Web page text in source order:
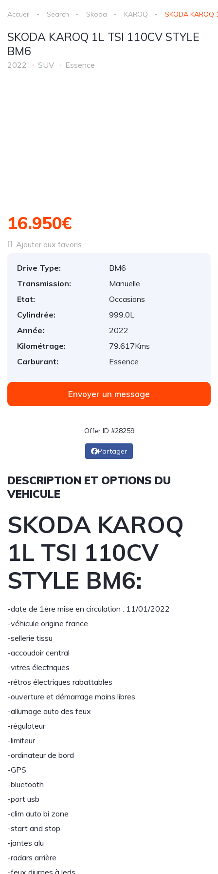
Accueil Search Skoda KAROQ SKODA KAROQ
SKODA KAROQ 1L TSI 110CV STYLE
BM6
2022 SUV Essence
16.950€
Ajouter aux favoris
Drive Type:
BM6
Transmission:
Manuelle
Etat:
Occasions
Cylindrée:
999.0L
Année:
2022
Kilométrage:
79.617Kms
Carburant:
Essence
Envoyer un message
Offer ID #28259
Partager
DESCRIPTION ET OPTIONS DU
VEHICULE
SKODA KAROQ
1L TSI 110CV
STYLE BM6:
-date de 1ère mise en circulation : 11/01/2022
-véhicule origine france
-sellerie tissu
-accoudoir central
-vitres électriques
-rétros électriques rabattables
-ouverture et démarrage mains libres
-allumage auto des feux
-régulateur
-limiteur
-ordinateur de bord
-GPS
-bluetooth
-port usb
-clim auto bi zone
-start and stop
-jantes alu
-radars arrière
-feux diurnes à leds